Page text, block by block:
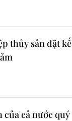
thủy sản đặt kế
của cả nước quý